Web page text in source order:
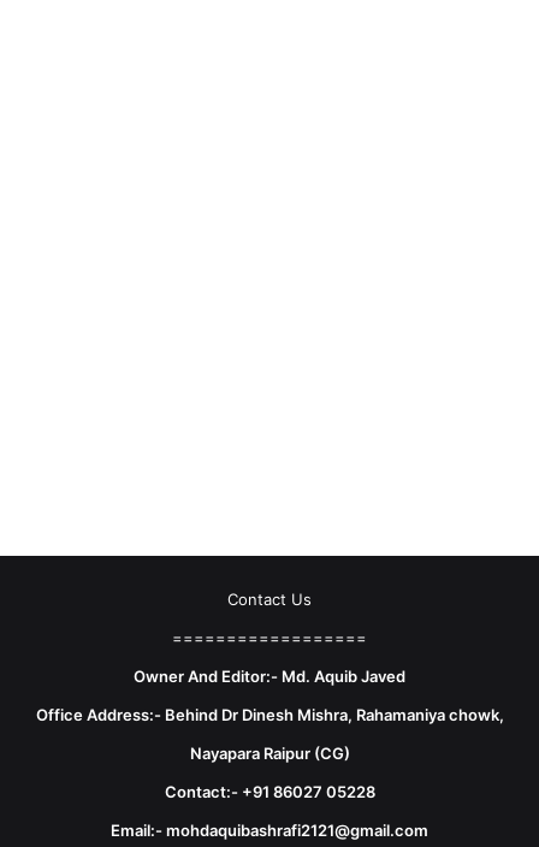
Contact Us
==================
Owner And Editor:- Md. Aquib Javed
Office Address:- Behind Dr Dinesh Mishra, Rahamaniya chowk,
Nayapara Raipur (CG)
Contact:- +91 86027 05228
Email:- mohdaquibashrafi2121@gmail.com